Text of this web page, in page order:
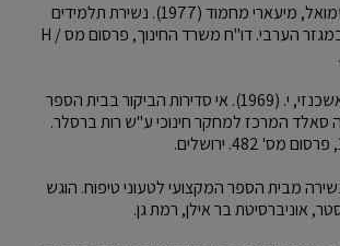
אבו גוש סובחי, שי שמואל, מיעארי מחמוד (1977). נשירת תלמידים
מבית הספר היסודי במגזר הערבי. דו"ח משרד החינוך, פרסום מס H /
אמיר, מ., מקס, ד., אשכנזי, י. (1969). אי סדירות הביקור בבית הספר
סאלד המרכז למחקר חינוכי ע"ש רות ברסלר.
סוניה (1981). נשירה מבית הספר המקצועי לטעוני טיפוח. הוגש
אוניברסיטת בר אילן, רמת גן.